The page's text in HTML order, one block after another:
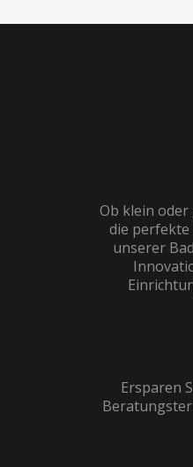
Ob klein
die perfekte
unserer
Ersparen